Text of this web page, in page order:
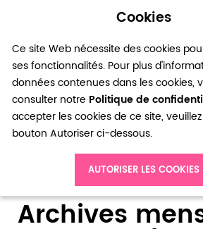
Cookies
Ce site Web nécessite des cookies
ses fonctionnalités. Pour plus
données contenues dans les cookies,
consulter notre Politique de
accepter les cookies de ce site,
bouton Autoriser ci-dessous.
AUTORISER LES COOKIES
0
Blog Archives mensuelles :
Archives